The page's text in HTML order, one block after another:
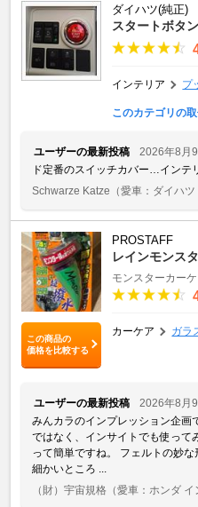
ダイハツ(純正)
スタートボタ
インテリア プ
このカテゴリの
ユーザーの最新投稿
2026年8月
ド定番のスイッチカバー…インテ
Schwarze Katze （愛車：ダイハ
この商品の
価格を比較する
PROSTAFF
レインモンス
モンスターカー
カーケア ガラ
ユーザーの最新投稿
2026年8月
みんカラのインプレッション企画
ではなく、インサイトでも使って
って簡単ですね。 フェルトの妙
細かいところ ...
（財）宇宙規格 （愛車：ホンダ イ